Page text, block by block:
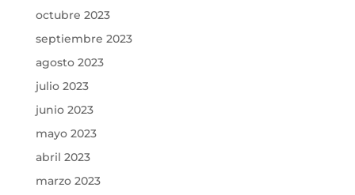
octubre 2023
septiembre 2023
agosto 2023
julio 2023
junio 2023
mayo 2023
abril 2023
marzo 2023